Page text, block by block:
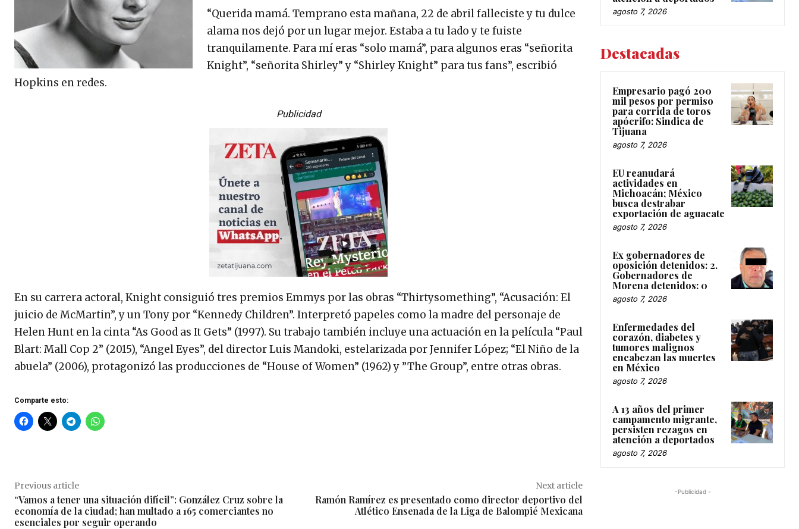
“Querida mamá. Temprano esta mañana, 22 de abril falleciste y tu dulce
alama nos dejó por un lugar mejor. Estaba a tu lado y te fuiste
tranquilamente. Para mí eras “solo mamá”, para algunos eras “señorita
Knight”, “señorita Shirley” y “Shirley Knight” para tus fans”, escribió
Hopkins en redes.
Publicidad
En su carrera actoral, Knight consiguió tres premios Emmys por las obras “Thirtysomething”, “Acusación: El
juicio de McMartin”, y un Tony por “Kennedy Children”. Interpretó papeles como la madre del personaje de
Helen Hunt en la cinta “As Good as It Gets” (1997). Su trabajo también incluye una actuación en la película “Paul
Blart: Mall Cop 2” (2015), “Angel Eyes”, del director Luis Mandoki, estelarizada por Jennifer López; “El Niño de la
abuela” (2006), protagonizó las producciones de “House of Women” (1962) y ”The Group”, entre otras obras.
Comparte esto:
Previous article
“Vamos a tener una situación difícil”: González Cruz sobre la
economía de la ciudad; han multado a 165 comerciantes no
esenciales por seguir operando
Next article
Ramón Ramírez es presentado como director deportivo del
Atlético Ensenada de la Liga de Balompié Mexicana
agosto 7, 2026
Destacadas
Empresario pagó 200
mil pesos por permiso
para corrida de toros
apócrifo: Sindica de
Tijuana
agosto 7, 2026
EU reanudará
actividades en
Michoacán; México
busca destrabar
exportación de aguacate
agosto 7, 2026
Ex gobernadores de
oposición detenidos: 2.
Gobernadores de
Morena detenidos: 0
agosto 7, 2026
Enfermedades del
corazón, diabetes y
tumores malignos
encabezan las muertes
en México
agosto 7, 2026
A 13 años del primer
campamento migrante,
persisten rezagos en
atención a deportados
agosto 7, 2026
-Publicidad -